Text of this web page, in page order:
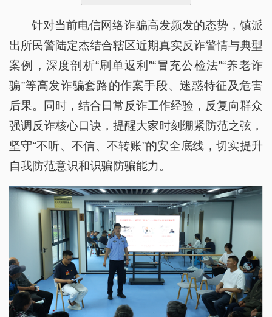
骗”等高发诈骗套路的作案手段、迷惑特征及危害
后果。同时，结合日常反诈工作经验，反复向群众
强调反诈核心口诀，提醒大家时刻绷紧防范之弦，
坚守“不听、不信、不转账”的安全底线，切实提升
自我防范意识和识骗防骗能力。
在互动答疑环节，现场群众结合自身生活遇到
的法律困惑、反诈疑问积极举手提问，涵盖日常纠